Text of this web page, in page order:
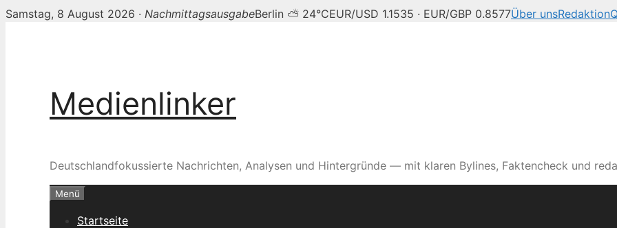
Samstag, 8 August 2026 · NachmittagsausgabeBerlin ⛅ 24°CEUR/USD 1.1535 · EUR/GBP 0.8577Über unsRedaktion
Medienlinker
Deutschlandfokussierte Nachrichten, Analysen und Hintergründe — mit klaren Bylines, Faktencheck und
Menü
Startseite